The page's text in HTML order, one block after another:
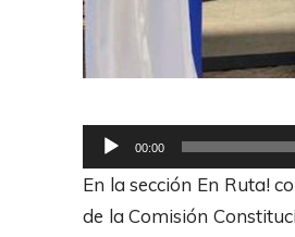
e
00:00
En la sección En Ruta!
de la Comisión